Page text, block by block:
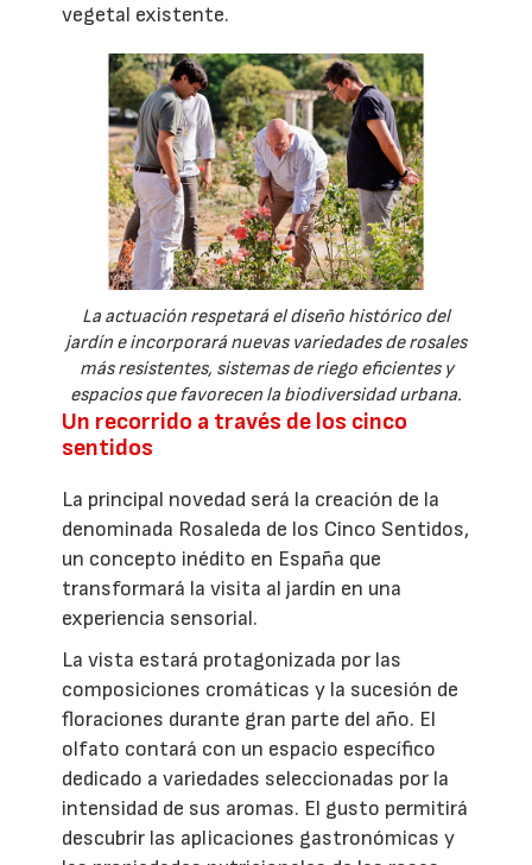
vegetal existente.
La actuación respetará el diseño histórico del
jardín e incorporará nuevas variedades de rosales
más resistentes, sistemas de riego eficientes y
espacios que favorecen la biodiversidad urbana.
Un recorrido a través de los cinco
sentidos
La principal novedad será la creación de la
denominada Rosaleda de los Cinco Sentidos,
un concepto inédito en España que
transformará la visita al jardín en una
experiencia sensorial.
La vista estará protagonizada por las
composiciones cromáticas y la sucesión de
floraciones durante gran parte del año. El
olfato contará con un espacio específico
dedicado a variedades seleccionadas por la
intensidad de sus aromas. El gusto permitirá
descubrir las aplicaciones gastronómicas y